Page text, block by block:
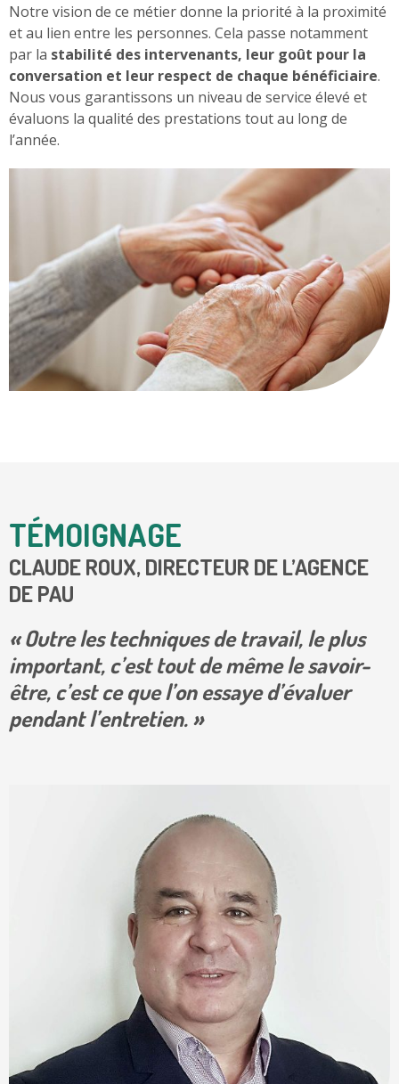
Notre vision de ce métier donne la priorité à la proximité
et au lien entre les personnes. Cela passe notamment
par la stabilité des intervenants, leur goût pour la
conversation et leur respect de chaque bénéficiaire.
Nous vous garantissons un niveau de service élevé et
évaluons la qualité des prestations tout au long de
l’année.
TÉMOIGNAGE
CLAUDE ROUX, DIRECTEUR DE L’AGENCE
DE PAU
« Outre les techniques de travail, le plus
important, c’est tout de même le savoir-
être, c’est ce que l’on essaye d’évaluer
pendant l’entretien. »